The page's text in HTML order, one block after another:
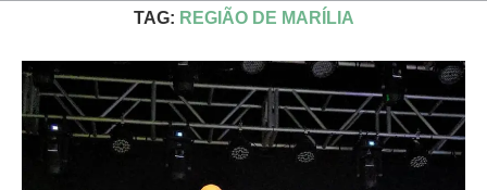
TAG: REGIÃO DE MARÍLIA